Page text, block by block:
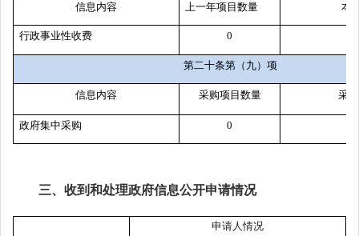
信息内容 上一年项目数量 本
行政事业性收费 0
第二十条第（九）项
信息内容 采购项目数量 采
政府集中采购 0
三、收到和处理政府信息公开申请情况
申请人情况